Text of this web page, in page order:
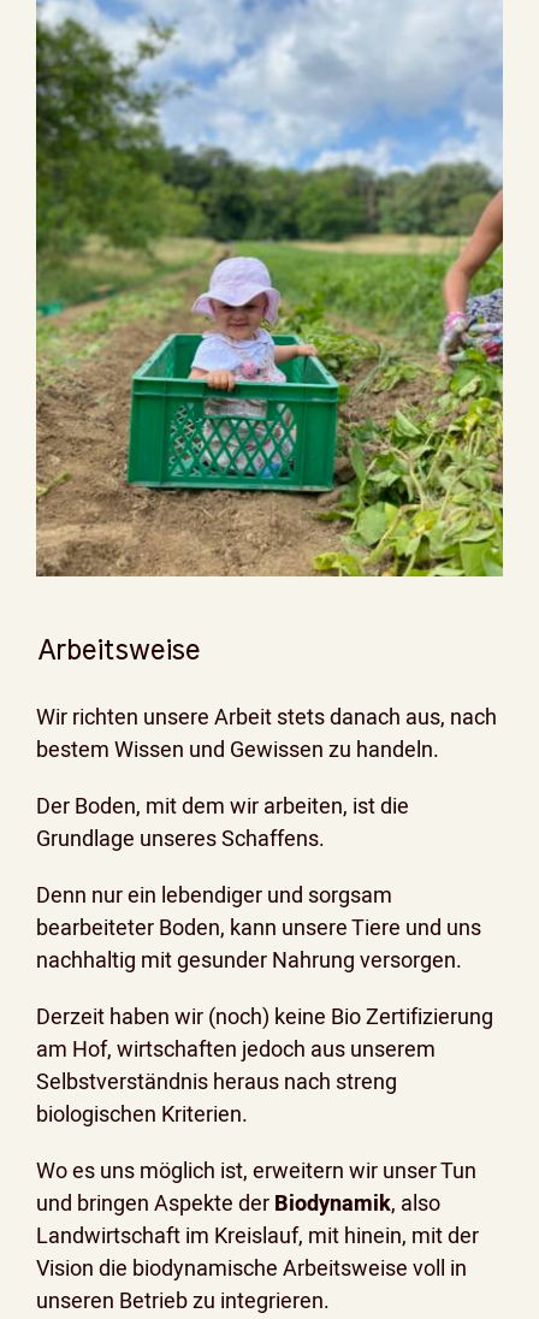
Arbeitsweise
Wir richten unsere Arbeit stets danach aus, nach
bestem Wissen und Gewissen zu handeln.
Der Boden, mit dem wir arbeiten, ist die
Grundlage unseres Schaffens.
Denn nur ein lebendiger und sorgsam
bearbeiteter Boden, kann unsere Tiere und uns
nachhaltig mit gesunder Nahrung versorgen.
Derzeit haben wir (noch) keine Bio Zertifizierung
am Hof, wirtschaften jedoch aus unserem
Selbstverständnis heraus nach streng
biologischen Kriterien.
Wo es uns möglich ist, erweitern wir unser Tun
und bringen Aspekte derBiodynamik, also
Landwirtschaft im Kreislauf, mit hinein, mit der
Vision die biodynamische Arbeitsweise voll in
unseren Betrieb zu integrieren.